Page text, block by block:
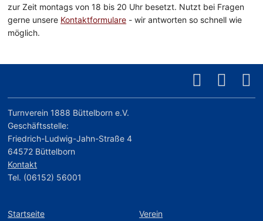
zur Zeit montags von 18 bis 20 Uhr besetzt. Nutzt bei Fragen
gerne unsere Kontaktformulare - wir antworten so schnell wie
möglich.
Turnverein 1888 Büttelborn e.V.
Geschäftsstelle:
Friedrich-Ludwig-Jahn-Straße 4
64572 Büttelborn
Kontakt
Tel. (06152) 56001
Startseite
Verein